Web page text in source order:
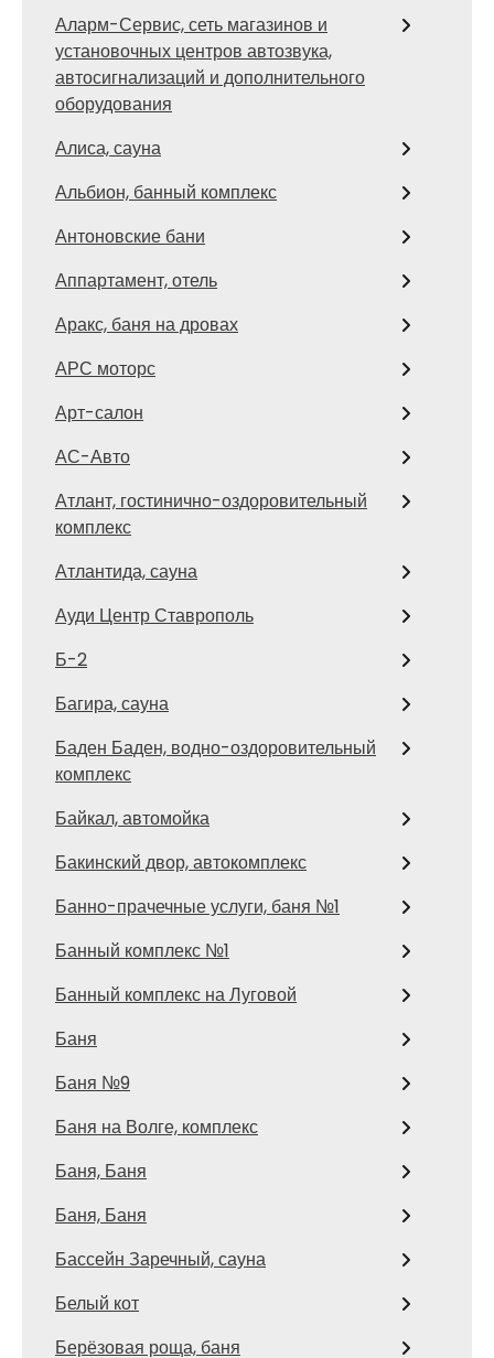
Аларм-Сервис, сеть магазинов и
установочных центров автозвука,
автосигнализаций и дополнительного
оборудования
Алиса, сауна
Альбион, банный комплекс
Антоновские бани
Аппартамент, отель
Аракс, баня на дровах
АРС моторс
Арт-салон
АС-Авто
Атлант, гостинично-оздоровительный
комплекс
Атлантида, сауна
Ауди Центр Ставрополь
Б-2
Багира, сауна
Баден Баден, водно-оздоровительный
комплекс
Байкал, автомойка
Бакинский двор, автокомплекс
Банно-прачечные услуги, баня №1
Банный комплекс №1
Банный комплекс на Луговой
Баня
Баня №9
Баня на Волге, комплекс
Баня, Баня
Баня, Баня
Бассейн Заречный, сауна
Белый кот
Берёзовая роща, баня